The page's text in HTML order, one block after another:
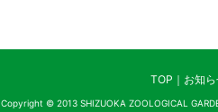
TOP ｜ お知
Copyright © 2013 SHIZUOKA ZOOLOGICAL